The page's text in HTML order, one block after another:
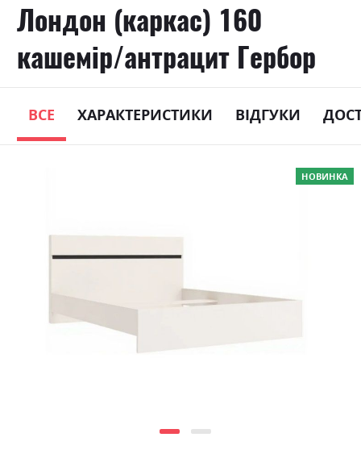
Лондон (каркас) 160
кашемір/антрацит Гербор
ВСЕ ХАРАКТЕРИСТИКИ ВІДГУКИ
НОВИНКА